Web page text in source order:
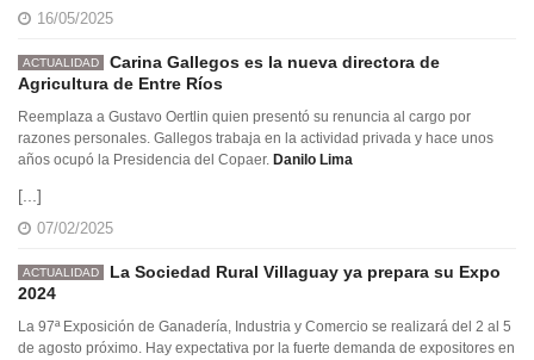
16/05/2025
ACTUALIDAD
Carina Gallegos es la nueva directora de
Agricultura de Entre Ríos
Reemplaza a Gustavo Oertlin quien presentó su renuncia al cargo por
razones personales. Gallegos trabaja en la actividad privada y hace unos
años ocupó la Presidencia del Copaer. Danilo Lima
[...]
07/02/2025
ACTUALIDAD
La Sociedad Rural Villaguay ya prepara su Expo
2024
La 97ª Exposición de Ganadería, Industria y Comercio se realizará del 2 al 5
de agosto próximo. Hay expectativa por la fuerte demanda de expositores en